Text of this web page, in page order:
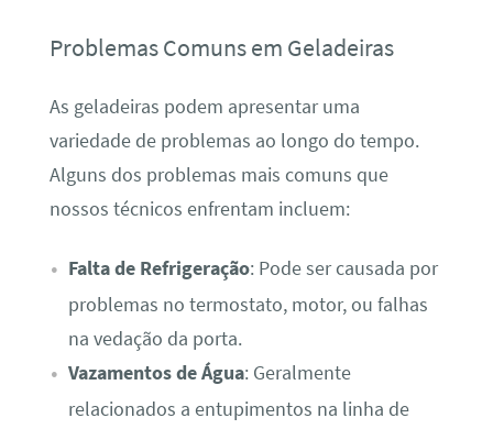
Problemas Comuns em Geladeiras
As geladeiras podem apresentar uma
variedade de problemas ao longo do tempo.
Alguns dos problemas mais comuns que
nossos técnicos enfrentam incluem:
Falta de Refrigeração: Pode ser causada por
problemas no termostato, motor, ou falhas
na vedação da porta.
Vazamentos de Água: Geralmente
relacionados a entupimentos na linha de